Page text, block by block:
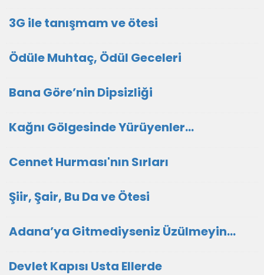
3G ile tanışmam ve ötesi
Ödüle Muhtaç, Ödül Geceleri
Bana Göre’nin Dipsizliği
Kağnı Gölgesinde Yürüyenler…
Cennet Hurması'nın Sırları
Şiir, Şair, Bu Da ve Ötesi
Adana’ya Gitmediyseniz Üzülmeyin…
Devlet Kapısı Usta Ellerde